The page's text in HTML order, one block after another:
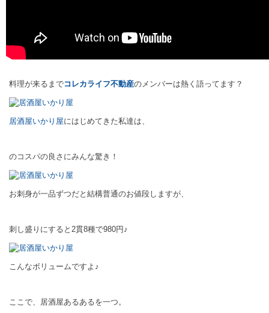
料理が来るまでコレカライフ不動産のメンバーは熱く語ってます？
居酒屋いかり屋にはじめてきた私達は、
のコスパの良さにみんな驚き！
お刺身が一品ずつだと結構普通のお値段しますが、
刺し盛りにすると2貫8種で980円♪
こんなボリュームですよ♪
ここで、居酒屋あるあるを一つ。